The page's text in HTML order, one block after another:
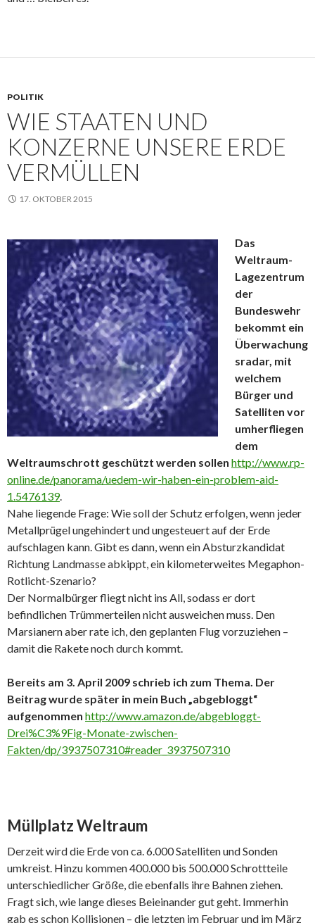
POLITIK
WIE STAATEN UND
KONZERNE UNSERE ERDE
VERMÜLLEN
17. OKTOBER 2015
Das
Weltraum-
Lagezentrum
der
Bundeswehr
bekommt ein
Überwachung
sradar, mit
welchem
Bürger und
Satelliten vor
umherfliegen
dem
Weltraumschrott geschützt werden sollen http://www.rp-
online.de/panorama/uedem-wir-haben-ein-problem-aid-
1.5476139.
Nahe liegende Frage: Wie soll der Schutz erfolgen, wenn jeder
Metallprügel ungehindert und ungesteuert auf der Erde
aufschlagen kann. Gibt es dann, wenn ein Absturzkandidat
Richtung Landmasse abkippt, ein kilometerweites Megaphon-
Rotlicht-Szenario?
Der Normalbürger fliegt nicht ins All, sodass er dort
befindlichen Trümmerteilen nicht ausweichen muss. Den
Marsianern aber rate ich, den geplanten Flug vorzuziehen –
damit die Rakete noch durch kommt.
Bereits am 3. April 2009 schrieb ich zum Thema. Der
Beitrag wurde später in mein Buch „abgebloggt“
aufgenommen http://www.amazon.de/abgebloggt-
Drei%C3%9Fig-Monate-zwischen-
Fakten/dp/3937507310#reader_3937507310
Müllplatz Weltraum
Derzeit wird die Erde von ca. 6.000 Satelliten und Sonden
umkreist. Hinzu kommen 400.000 bis 500.000 Schrottteile
unterschiedlicher Größe, die ebenfalls ihre Bahnen ziehen.
Fragt sich, wie lange dieses Beieinander gut geht. Immerhin
gab es schon Kollisionen – die letzten im Februar und im März